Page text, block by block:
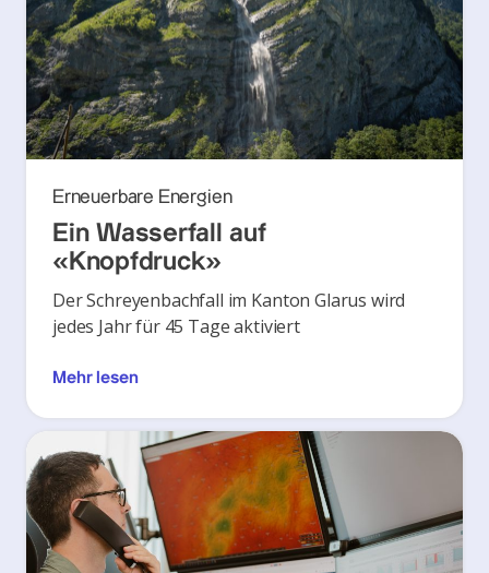
Erneuerbare Energien
Ein Wasserfall auf
«Knopfdruck»
Der Schreyenbachfall im Kanton Glarus wird
jedes Jahr für 45 Tage aktiviert
Mehr lesen